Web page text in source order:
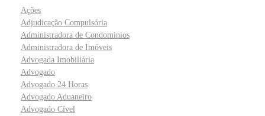
Ações
Adjudicação Compulsória
Administradora de Condominios
Administradora de Imóveis
Advogada Imobiliária
Advogado
Advogado 24 Horas
Advogado Aduaneiro
Advogado Cível